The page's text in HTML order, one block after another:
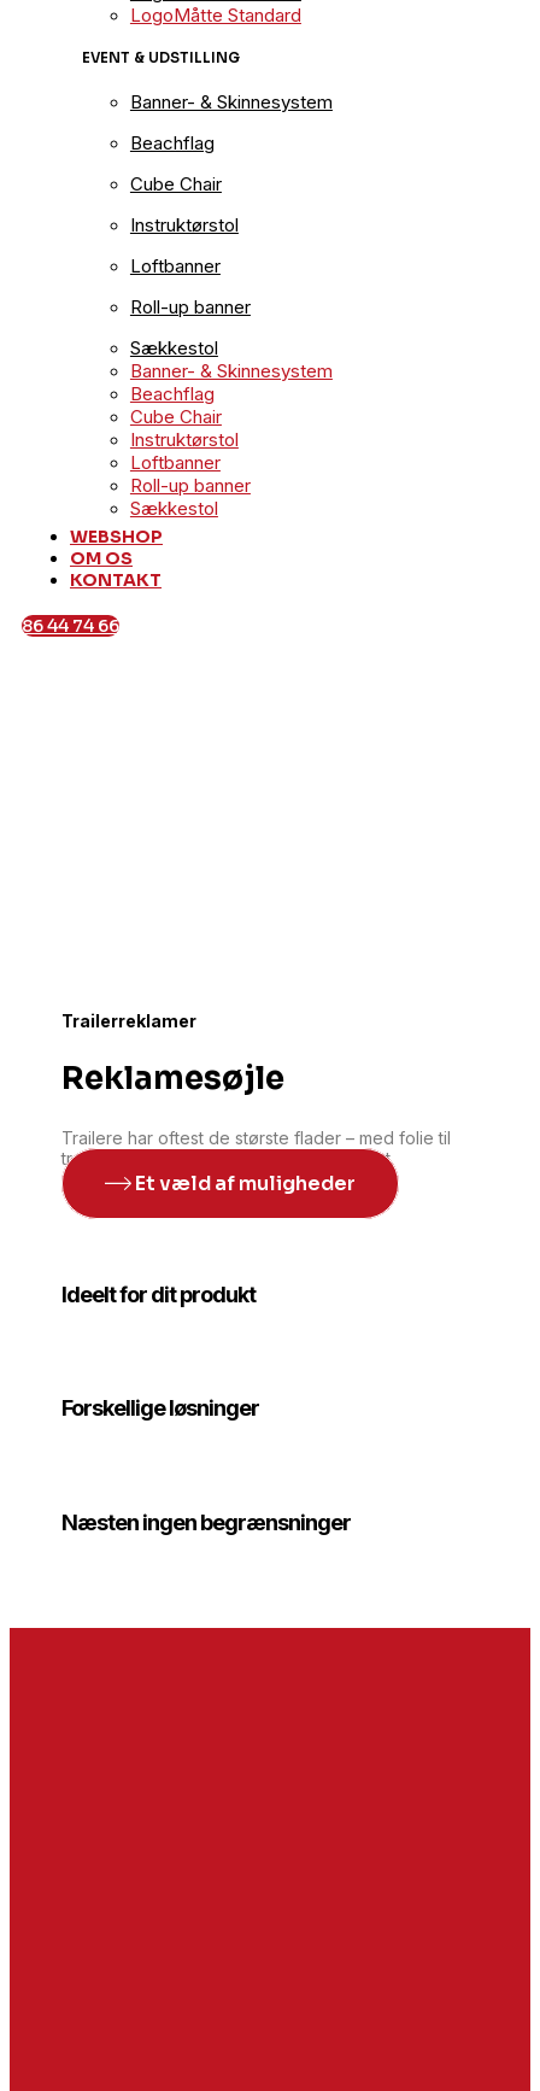
LogoMåtte Standard
EVENT & UDSTILLING
Banner- & Skinnesystem
Beachflag
Cube Chair
Instruktørstol
Loftbanner
Roll-up banner
Sækkestol
Banner- & Skinnesystem
Beachflag
Cube Chair
Instruktørstol
Loftbanner
Roll-up banner
Sækkestol
WEBSHOP
OM OS
KONTAKT
86 44 74 66
Trailerreklamer
Reklamesøjle
Trailere har oftest de største flader – med folie til
trailer får du ideel reklame for dit produkt.
Et væld af muligheder
Ideelt for dit produkt
Forskellige løsninger
Næsten ingen begrænsninger